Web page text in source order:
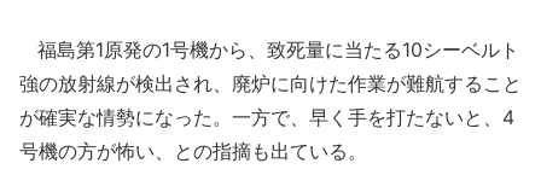
福島第1原発の1号機から、致死量に当たる10シーベルト
強の放射線が検出され、廃炉に向けた作業が難航すること
が確実な情勢になった。一方で、早く手を打たないと、4
号機の方が怖い、との指摘も出ている。